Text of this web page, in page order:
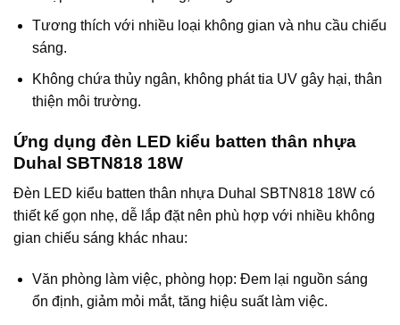
Tương thích với nhiều loại không gian và nhu cầu chiếu
sáng.
Không chứa thủy ngân, không phát tia UV gây hại, thân
thiện môi trường.
Ứng dụng đèn LED kiểu batten thân nhựa
Duhal SBTN818 18W
Đèn LED kiểu batten thân nhựa Duhal SBTN818 18W có
thiết kế gọn nhẹ, dễ lắp đặt nên phù hợp với nhiều không
gian chiếu sáng khác nhau:
Văn phòng làm việc, phòng họp: Đem lại nguồn sáng
ổn định, giảm mỏi mắt, tăng hiệu suất làm việc.